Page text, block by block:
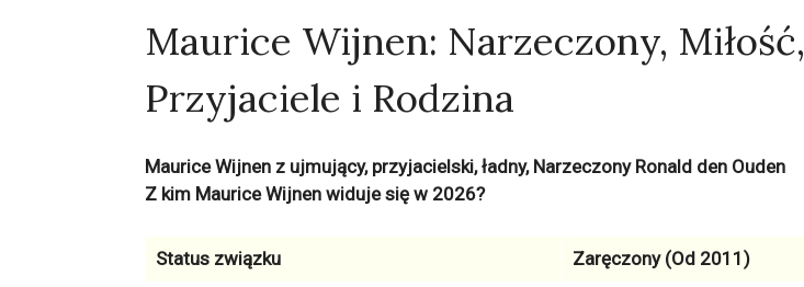
Maurice Wijnen: Narzeczony, Miłość,
Przyjaciele i Rodzina
Maurice Wijnen z ujmujący, przyjacielski, ładny, Narzeczony Ronald den Ouden
Z kim Maurice Wijnen widuje się w 2026?
Status związku Zaręczony (Od 2011)